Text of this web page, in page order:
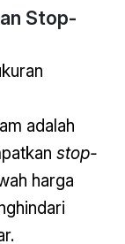
Stop-
adalah
stop-
harga